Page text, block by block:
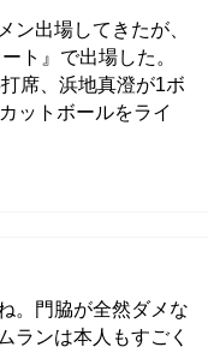
出場してきたが、
ト』で出場した。
席、浜地真澄が1ボ
ットボールをライ
。門脇が全然ダメな
ランは本人もすごく